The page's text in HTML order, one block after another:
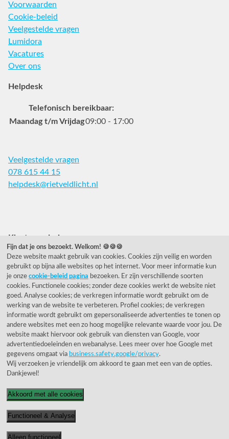
Voorwaarden
Cookie-beleid
Veelgestelde vragen
Lumidora
Vacatures
Over ons
Helpdesk
Telefonisch bereikbaar:
Maandag t/m Vrijdag09:00 - 17:00
Veelgestelde vragen
078 615 44 15
helpdesk@rietveldlicht.nl
Klantwaardering
"Zeer goed" - eKomi.nl
Cijfer: 9.2 (25540 recensies)
Onze nieuwsbrief
Wil je onze nieuwsbrief ontvangen?
© 1955 - 2026 Rietveld Licht B.V.
Fijn dat je ons bezoekt. Welkom! 🍪🍪🍪
Deze website maakt gebruik van cookies. Cookies zijn veilig en worden
gebruikt op bijna alle websites op het internet. Voor meer informatie kun
je onze cookie-beleid pagina bezoeken. Er zijn verschillende soorten
cookies. Functionele cookies; zonder deze cookies werkt de website niet
goed. Analyse cookies; de verkregen informatie wordt gebruikt om de
werking van de website te verbeteren. Profiel cookies; de verkregen
informatie wordt gebruikt om gepersonaliseerde advertenties te tonen op
andere websites met een zo hoog mogelijke relevante waarde voor jou. De
website maakt hiervoor ook gebruik van diensten van Google, voor
advertentiedoeleinden en webanalyse. Lees meer over hoe Google met
gegevens omgaat via business.safety.google/privacy.
Wij verzoeken je vriendelijk om akkoord te gaan met een van de opties.
Dankjewel!
Akkoord met alle cookies
Functioneel & Analyse
Alleen functioneel